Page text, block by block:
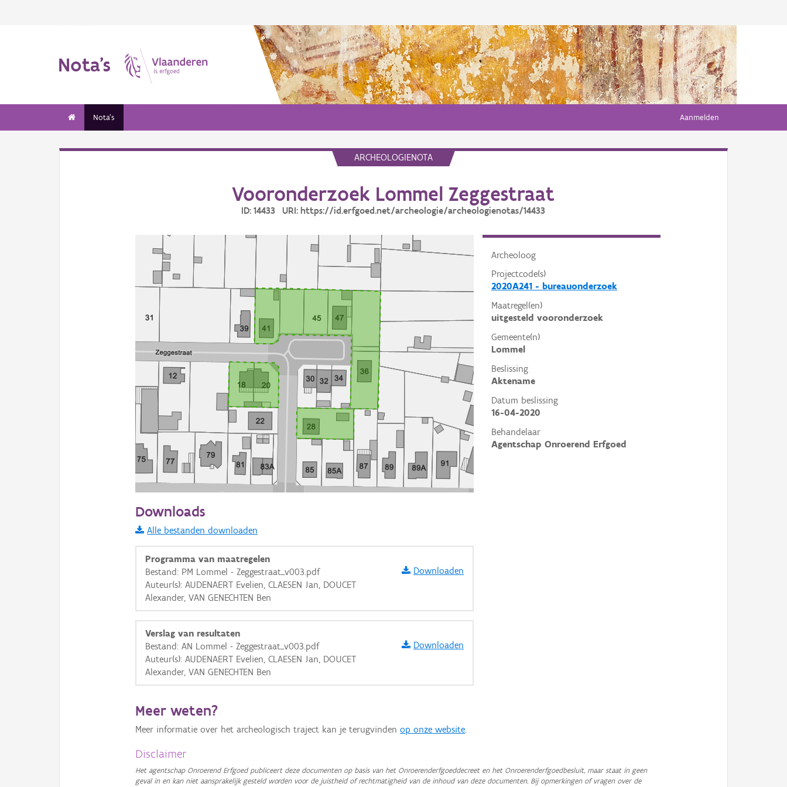
Nota's
Nota's Aanmelden
ARCHEOLOGIENOTA
Vooronderzoek Lommel Zeggestraat
ID: 14433 URI: https://id.erfgoed.net/archeologie/archeologienotas/14433
Archeoloog
Projectcode(s)
2020A241 - bureauonderzoek
Maatregel(en)
uitgesteld vooronderzoek
Gemeente(n)
Lommel
Beslissing
Aktename
Datum beslissing
16-04-2020
Behandelaar
Agentschap Onroerend Erfgoed
Informatie Vlaanderen
i
+ −
Basis Lagen
Ortho
GRB-Basiskaart in grijswaarden
Downloads
Alle bestanden downloaden
Programma van maatregelen
Bestand: PM Lommel - Zeggestraat_v003.pdf
Auteur(s): AUDENAERT Evelien, CLAESEN Jan, DOUCET
Alexander, VAN GENECHTEN Ben
Downloaden
Verslag van resultaten
Bestand: AN Lommel - Zeggestraat_v003.pdf
Auteur(s): AUDENAERT Evelien, CLAESEN Jan, DOUCET
Alexander, VAN GENECHTEN Ben
Downloaden
Meer weten?
Meer informatie over het archeologisch traject kan je terugvindenop onze website.
Disclaimer
Het agentschap Onroerend Erfgoed publiceert deze documenten op basis van het Onroerenderfgoeddecreet en het Onroerenderfgoedbesluit, maar staat in geen
geval in en kan niet aansprakelijk gesteld worden voor de juistheid of rechtmatigheid van de inhoud van deze documenten. Bij opmerkingen of vragen over de